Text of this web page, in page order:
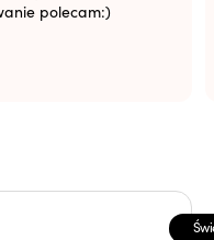
polecam:)